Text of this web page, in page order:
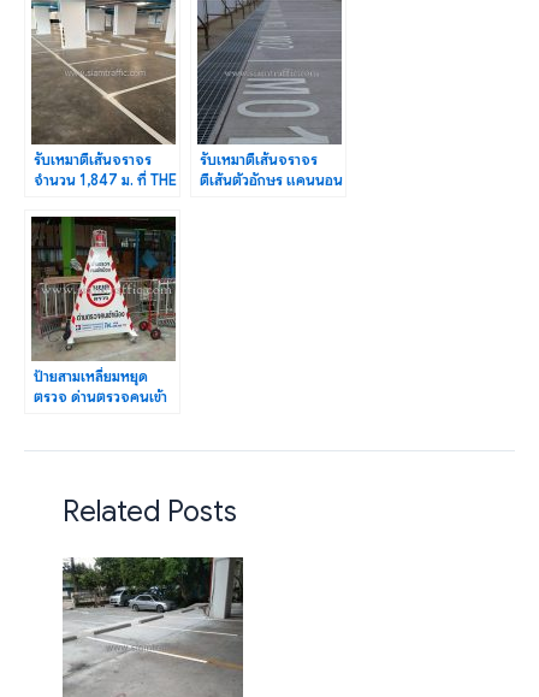
รับเหมาตีเส้นจราจร
จำนวน 1,847 ม. ที่ THE
รับเหมาตีเส้นจราจร
ตีเส้นตัวอักษร แคนนอน
ป้ายสามเหลี่ยมหยุด
ตรวจ ด่านตรวจคนเข้า
Related Posts